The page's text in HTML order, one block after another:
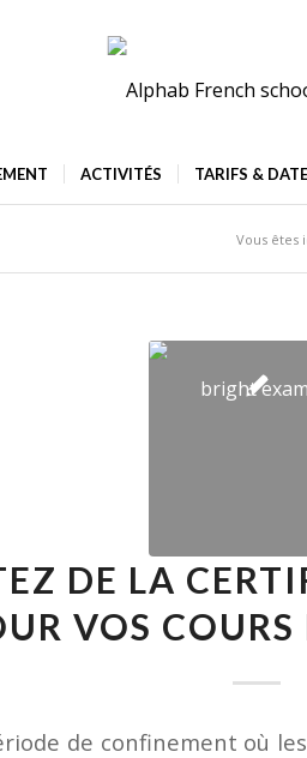
ACTIVITÉS TARIFS &
Vous êtes
DE LA
VOS
de confinement où